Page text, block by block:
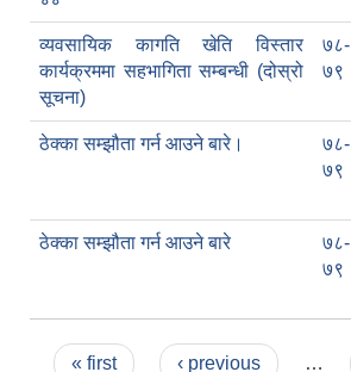
व्यवसायिक कागति खेति विस्तार
कार्यक्रममा सहभागिता सम्बन्धी (दोस्रो
सूचना)
७८-
७९
ठेक्का सम्झौता गर्न आउने बारे।
७८-
७९
ठेक्का सम्झौता गर्न आउने बारे
७८-
७९
Pages
« first ‹ previous …